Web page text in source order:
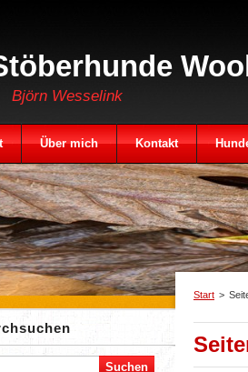
Björn Wesselink
Start >
Über mich Kontakt